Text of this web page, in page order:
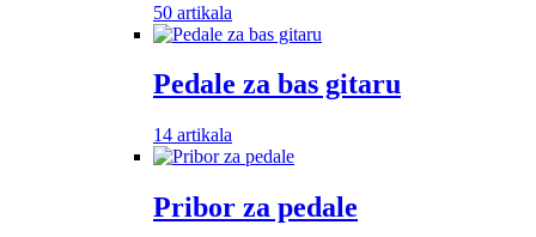
50 artikala
Pedale za bas gitaru
14 artikala
Pribor za pedale